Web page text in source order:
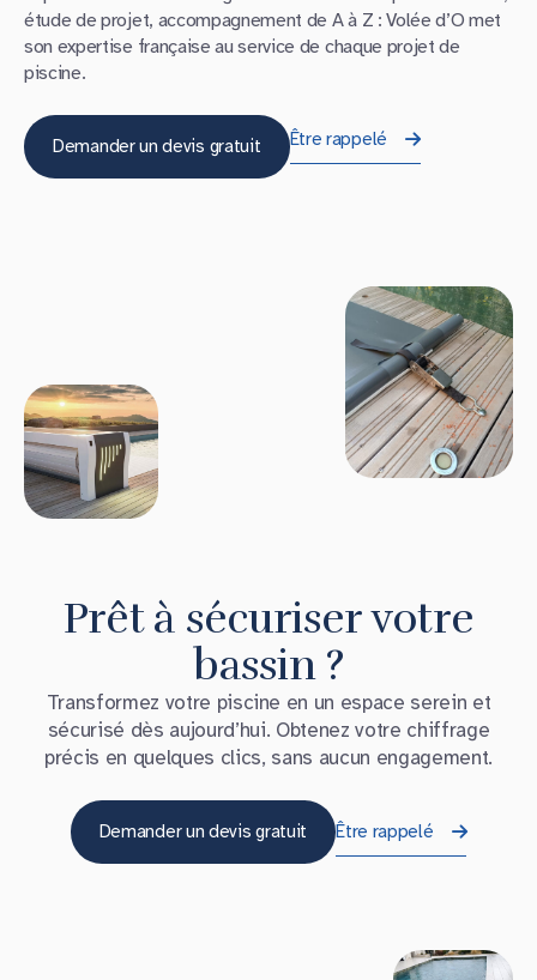
étude de projet, accompagnement de A à Z : Volée d’O met
son expertise française au service de chaque projet de
piscine.
Demander un devis gratuit Être rappelé
Prêt à sécuriser votre
bassin ?
Transformez votre piscine en un espace serein et
sécurisé dès aujourd’hui. Obtenez votre chiffrage
précis en quelques clics, sans aucun engagement.
Demander un devis gratuit Être rappelé